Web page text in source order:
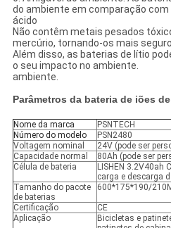
do ambiente em comparação
ácido
Não contêm metais pesados
mercúrio, tornando-os mais
Além disso, as baterias de lítio
o seu impacto no ambiente.
ambiente.
Parâmetros da bateria de iões
Nome da marca
PSNTECH
Número do modelo
PSN2480
Voltagem nominal
24V (pode ser
Capacidade normal
80Ah (pode ser
Célula de bateria
LISHEN 3.2V40ah
carga e descarga
Tamanho do pacote
de baterias
600*175*190/
Certificação
CE
Aplicação
Bicicletas e